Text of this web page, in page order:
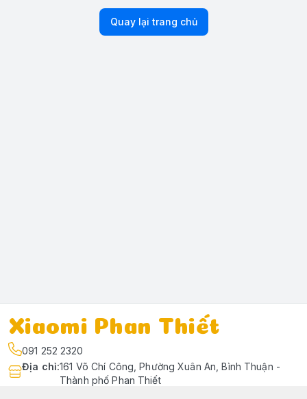
Quay lại trang chủ
Xiaomi Phan Thiết
091 252 2320
Địa chỉ:161 Võ Chí Công, Phường Xuân An, Bình Thuận -
Thành phố Phan Thiết